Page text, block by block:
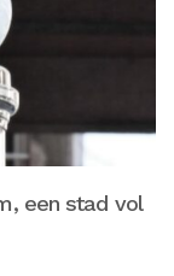
een stad vol